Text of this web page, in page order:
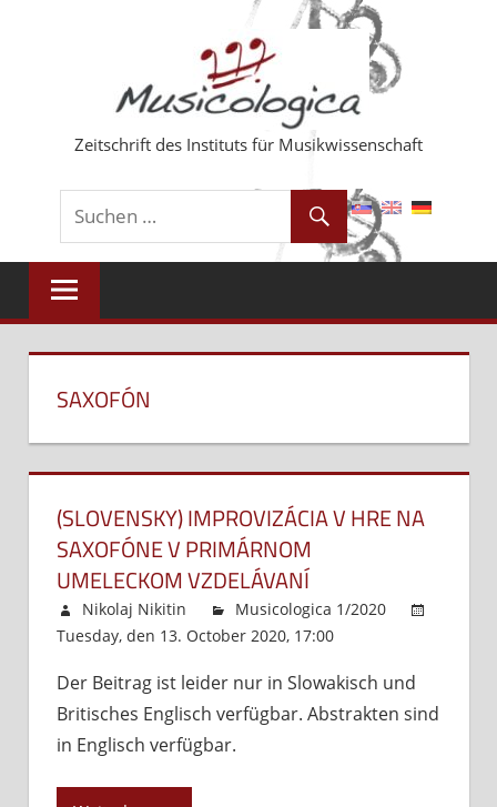
Zeitschrift des Instituts für Musikwissenschaft
SAXOFÓN
(SLOVENSKY) IMPROVIZÁCIA V HRE NA
SAXOFÓNE V PRIMÁRNOM
UMELECKOM VZDELÁVANÍ
Nikolaj Nikitin
Musicologica 1/2020
Tuesday, den 13. October 2020, 17:00
deaktiviert
Der Beitrag ist leider nur in Slowakisch und
Britisches Englisch verfügbar. Abstrakten sind
in Englisch verfügbar.